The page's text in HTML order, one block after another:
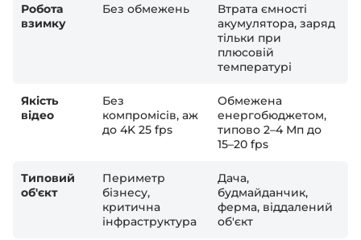
Робота
взимку
Без обмежень
Втрата ємності
акумулятора, заряд
тільки при
плюсовій
температурі
Якість
відео
Без
компромісів, аж
до 4K 25 fps
Обмежена
енергобюджетом,
типово 2–4 Мп до
15–20 fps
Типовий
об'єкт
Периметр
бізнесу,
критична
інфраструктура
Дача,
будмайданчик,
ферма, віддалений
об'єкт